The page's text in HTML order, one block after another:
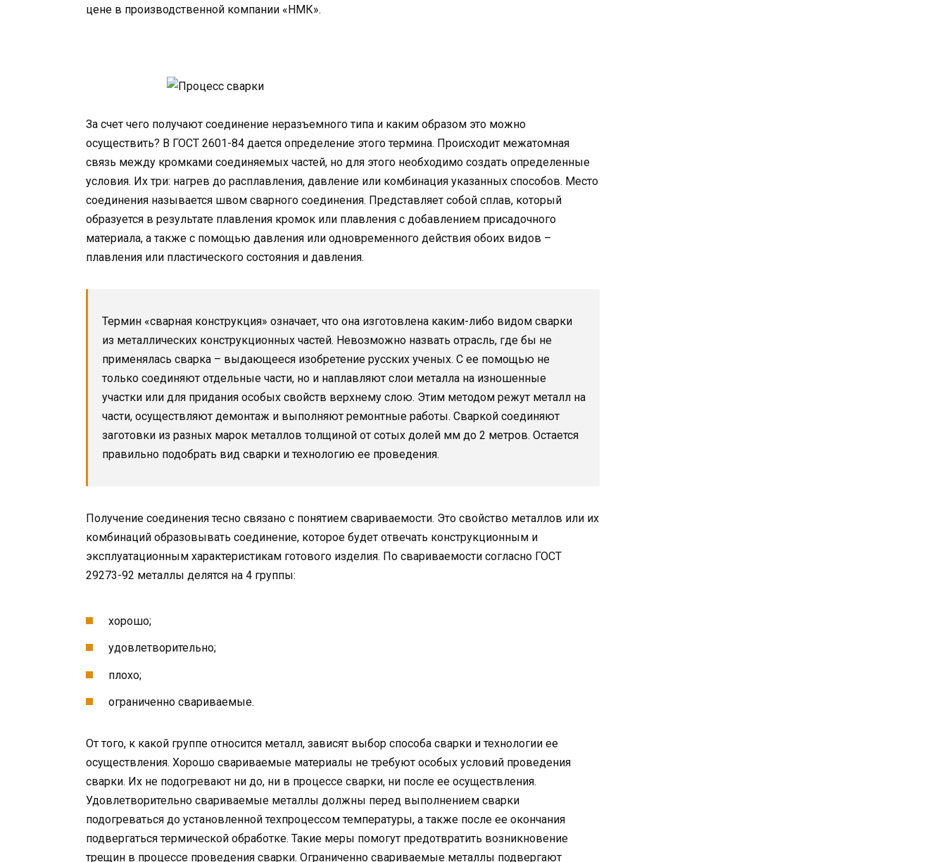
цене в производственной компании «НМК».
За счет чего получают соединение неразъемного типа и каким образом это можно
осуществить? В ГОСТ 2601-84 дается определение этого термина. Происходит межатомная
связь между кромками соединяемых частей, но для этого необходимо создать определенные
условия. Их три: нагрев до расплавления, давление или комбинация указанных способов. Место
соединения называется швом сварного соединения. Представляет собой сплав, который
образуется в результате плавления кромок или плавления с добавлением присадочного
материала, а также с помощью давления или одновременного действия обоих видов –
плавления или пластического состояния и давления.
Термин «сварная конструкция» означает, что она изготовлена каким-либо видом сварки
из металлических конструкционных частей. Невозможно назвать отрасль, где бы не
применялась сварка – выдающееся изобретение русских ученых. С ее помощью не
только соединяют отдельные части, но и наплавляют слои металла на изношенные
участки или для придания особых свойств верхнему слою. Этим методом режут металл на
части, осуществляют демонтаж и выполняют ремонтные работы. Сваркой соединяют
заготовки из разных марок металлов толщиной от сотых долей мм до 2 метров. Остается
правильно подобрать вид сварки и технологию ее проведения.
Получение соединения тесно связано с понятием свариваемости. Это свойство металлов или их
комбинаций образовывать соединение, которое будет отвечать конструкционным и
эксплуатационным характеристикам готового изделия. По свариваемости согласно ГОСТ
29273-92 металлы делятся на 4 группы:
хорошо;
удовлетворительно;
плохо;
ограниченно свариваемые.
От того, к какой группе относится металл, зависят выбор способа сварки и технологии ее
осуществления. Хорошо свариваемые материалы не требуют особых условий проведения
сварки. Их не подогревают ни до, ни в процессе сварки, ни после ее осуществления.
Удовлетворительно свариваемые металлы должны перед выполнением сварки
подогреваться до установленной техпроцессом температуры, а также после ее окончания
подвергаться термической обработке. Такие меры помогут предотвратить возникновение
трещин в процессе проведения сварки. Ограниченно свариваемые металлы подвергают